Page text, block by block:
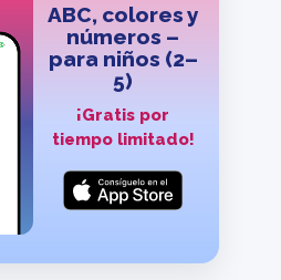
ABC, colores y
números –
para niños (2–
5)
¡Gratis por
tiempo limitado!